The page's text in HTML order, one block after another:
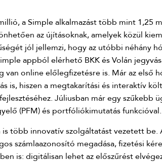
a Simple alkalmazást több mint 1,25
az újításoknak, amelyek közül
jól jellemzi, hogy az utóbbi néhány
appból elérhető BKK és Volán
van online előlegfizetésre is. Már az első
is, hiszen a megtakarítási és interaktív
Júliusban már egy
(PFM) és portfóliókimutatás funkcióval.
is több innovatív szolgáltatást vezetett
számlaazonosító megadása, fizetési
is: digitálisan lehet az előszűrést